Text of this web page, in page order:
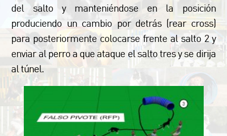
del salto y manteniéndose en la posición
produciendo un cambio por detrás (rear cross)
para posteriormente colocarse frente al salto 2 y
enviar al perro a que ataque el salto tres y se dirija
al túnel.